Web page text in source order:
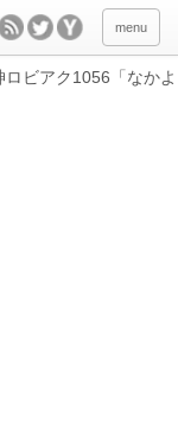
menu
ロビアク1056「なかよ